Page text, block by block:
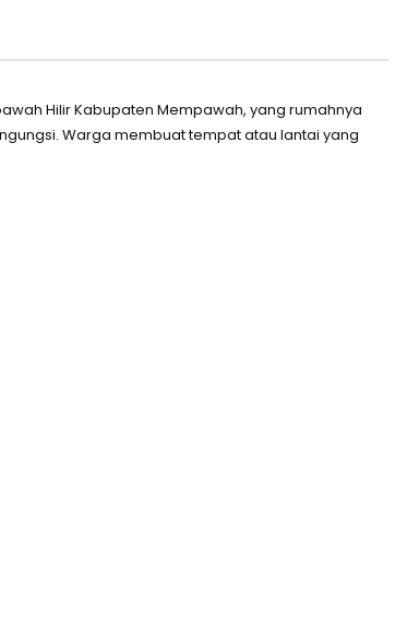
Hilir Kabupaten Mempawah, yang rumahnya
Warga membuat tempat atau lantai yang